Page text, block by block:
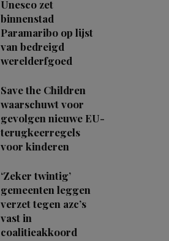
Unesco zet
binnenstad
Paramaribo op lijst
van bedreigd
werelderfgoed
Save the Children
waarschuwt voor
gevolgen nieuwe EU-
terugkeerregels
voor kinderen
‘Zeker twintig’
gemeenten leggen
verzet tegen azc’s
vast in
coalitieakkoord